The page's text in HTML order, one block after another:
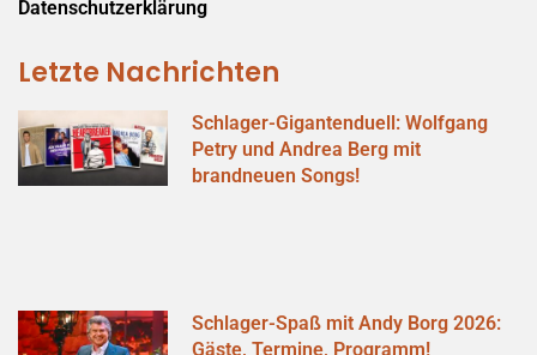
Datenschutzerklärung
Letzte Nachrichten
Schlager-Gigantenduell: Wolfgang
Petry und Andrea Berg mit
brandneuen Songs!
Schlager-Spaß mit Andy Borg 2026:
Gäste, Termine, Programm!